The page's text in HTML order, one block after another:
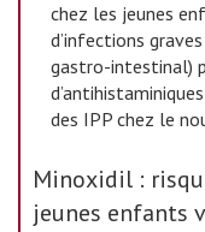
chez les jeunes
d’infections
gastro-intestinal)
des IPP chez le
Minoxidil :
jeunes enfants